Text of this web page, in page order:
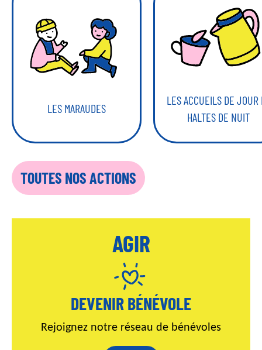
LES MARAUDES
LES ACCUEILS DE JOUR
HALTES DE NUIT
TOUTES NOS ACTIONS
AGIR
DEVENIR BÉNÉVOLE
Rejoignez notre réseau de bénévoles